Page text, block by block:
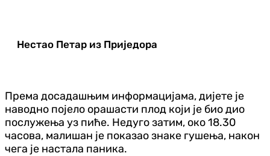
Нестао Петар из Приједора
Према досадашњим информацијама, дијете је
наводно појело орашасти плод који је био дио
послужења уз пиће. Недуго затим, око 18.30
часова, малишан је показао знаке гушења, након
чега је настала паника.